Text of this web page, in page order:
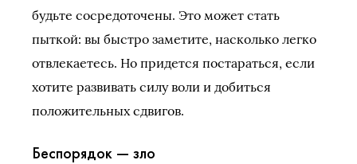
будьте сосредоточены. Это может стать
пыткой: вы быстро заметите, насколько легко
отвлекаетесь. Но придется постараться, если
хотите развивать силу воли и добиться
положительных сдвигов.
Беспорядок — зло